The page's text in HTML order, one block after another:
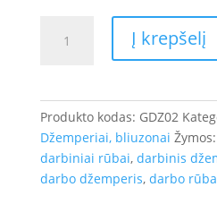
kiekis:
gobtuvu
Pesso
Portland
Į krepšelį
Produkto kodas: GDZ02
Džemperiai, bliuzonai Žymos:
darbiniai rūbai, darbinis
darbo džemperis, darbo